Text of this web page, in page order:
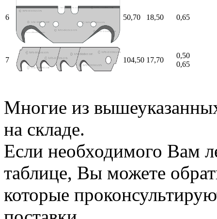
6 50,70 18,50 0,65
7 104,50 17,70
0,50
0,65
Многие из
на складе.
Если необходимого Вам
таблице, Вы можете
которые